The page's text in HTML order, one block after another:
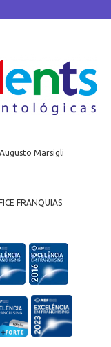
Augusto Marsigli
FRANQUIAS